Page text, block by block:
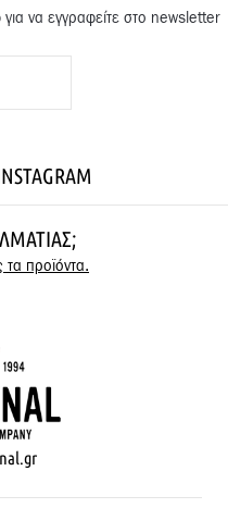
να εγγραφείτε στο newsletter
προϊόντα.